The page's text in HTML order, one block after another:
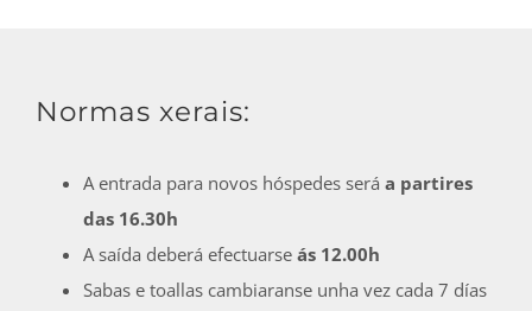
Normas xerais:
A entrada para novos hóspedes será a partires
das 16.30h
A saída deberá efectuarse ás 12.00h
Sabas e toallas cambiaranse unha vez cada 7 días